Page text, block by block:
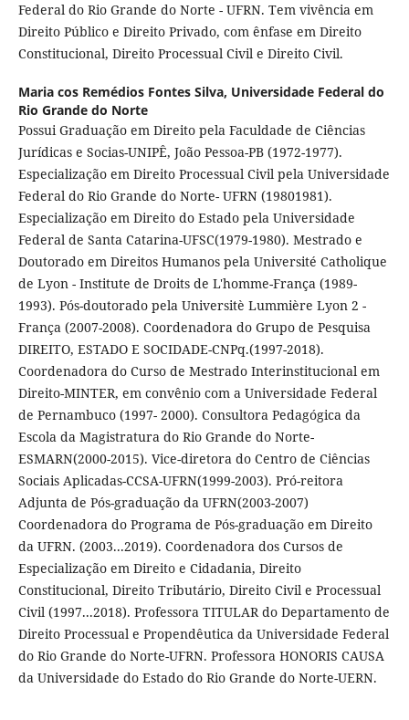
Federal do Rio Grande do Norte - UFRN. Tem vivência em
Direito Público e Direito Privado, com ênfase em Direito
Constitucional, Direito Processual Civil e Direito Civil.
Maria cos Remédios Fontes Silva, Universidade Federal do
Rio Grande do Norte
Possui Graduação em Direito pela Faculdade de Ciências
Jurídicas e Socias-UNIPÊ, João Pessoa-PB (1972-1977).
Especialização em Direito Processual Civil pela Universidade
Federal do Rio Grande do Norte- UFRN (19801981).
Especialização em Direito do Estado pela Universidade
Federal de Santa Catarina-UFSC(1979-1980). Mestrado e
Doutorado em Direitos Humanos pela Université Catholique
de Lyon - Institute de Droits de L'homme-França (1989-
1993). Pós-doutorado pela Universitè Lummière Lyon 2 -
França (2007-2008). Coordenadora do Grupo de Pesquisa
DIREITO, ESTADO E SOCIDADE-CNPq.(1997-2018).
Coordenadora do Curso de Mestrado Interinstitucional em
Direito-MINTER, em convênio com a Universidade Federal
de Pernambuco (1997- 2000). Consultora Pedagógica da
Escola da Magistratura do Rio Grande do Norte-
ESMARN(2000-2015). Vice-diretora do Centro de Ciências
Sociais Aplicadas-CCSA-UFRN(1999-2003). Pró-reitora
Adjunta de Pós-graduação da UFRN(2003-2007)
Coordenadora do Programa de Pós-graduação em Direito
da UFRN. (2003...2019). Coordenadora dos Cursos de
Especialização em Direito e Cidadania, Direito
Constitucional, Direito Tributário, Direito Civil e Processual
Civil (1997...2018). Professora TITULAR do Departamento de
Direito Processual e Propendêutica da Universidade Federal
do Rio Grande do Norte-UFRN. Professora HONORIS CAUSA
da Universidade do Estado do Rio Grande do Norte-UERN.